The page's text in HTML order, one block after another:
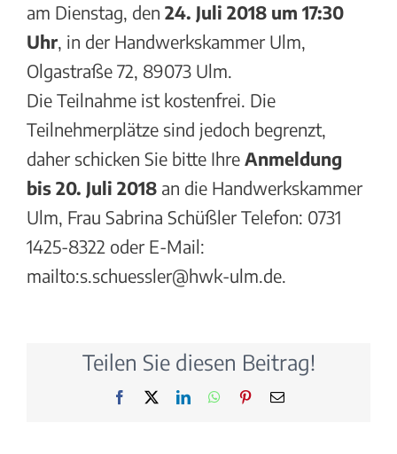
am Dienstag, den 24. Juli 2018 um 17:30
Uhr, in der Handwerkskammer Ulm,
Olgastraße 72, 89073 Ulm.
Die Teilnahme ist kostenfrei. Die
Teilnehmerplätze sind jedoch begrenzt,
daher schicken Sie bitte Ihre Anmeldung
bis 20. Juli 2018 an die Handwerkskammer
Ulm, Frau Sabrina Schüßler Telefon: 0731
1425-8322 oder E-Mail:
mailto:s.schuessler@hwk-ulm.de.
Teilen Sie diesen Beitrag!
Facebook LinkedInWhatsApp
Pinterest
E-